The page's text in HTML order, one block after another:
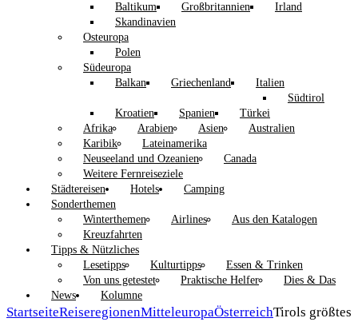
Baltikum
Großbritannien
Irland
Skandinavien
Osteuropa
Polen
Südeuropa
Balkan
Griechenland
Italien
Südtirol
Kroatien
Spanien
Türkei
Afrika
Arabien Asien
Australien
Karibik
Lateinamerika
Neuseeland und Ozeanien
Canada
Weitere Fernreiseziele
Städtereisen
Hotels
Camping
Sonderthemen
Winterthemen
Airlines
Aus den Katalogen
Kreuzfahrten
Tipps & Nützliches
Lesetipps
Kulturtipps
Essen & Trinken
Von uns getestet
Praktische Helfer
Dies & Das
News
Kolumne
StartseiteReiseregionenMitteleuropaÖsterreichTirols größtes